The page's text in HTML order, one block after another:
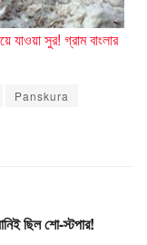
যাওয়া সুর! গ্রাম বাংলার
Panskura
ছিল শো-স্টপার!